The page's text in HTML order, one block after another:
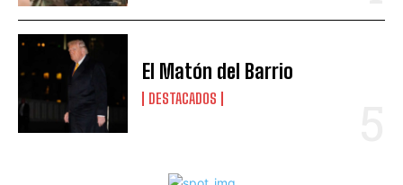
El Matón del Barrio
DESTACADOS